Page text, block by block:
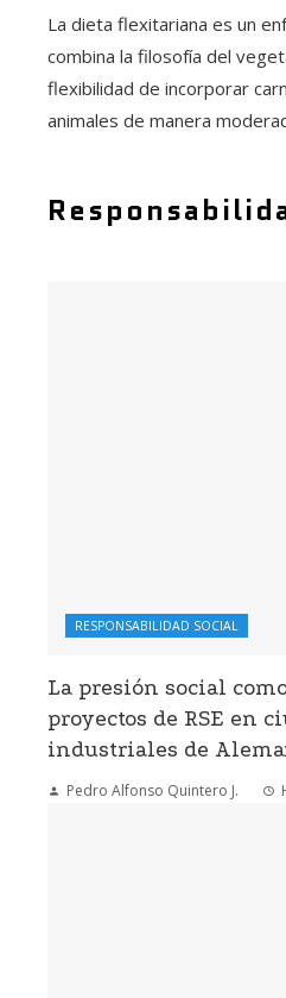
La dieta flexitariana es un
combina la filosofía del
flexibilidad de incorporar
animales de manera
RESPONSABILIDAD SOCIAL
La presión social
proyectos de RSE en
industriales de
Pedro Alfonso Quintero J.